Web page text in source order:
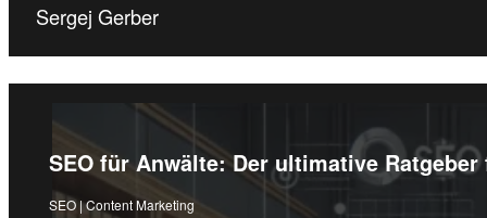
Sergej Gerber
SEO für Anwälte: Der ultimative
SEO | Content Marketing